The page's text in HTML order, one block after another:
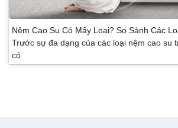
Nệm Cao Su Có Mấy Loại? So Sánh Các
Trước sự đa dạng của các loại nệm cao su
có